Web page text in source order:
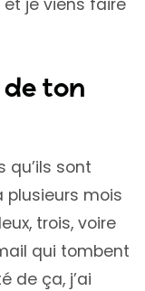
de ton
qu’ils sont
plusieurs mois
trois, voire
qui tombent
de ça, j’ai